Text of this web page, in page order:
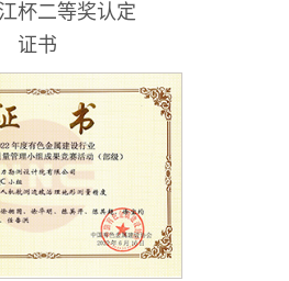
杯二等奖认定
证书